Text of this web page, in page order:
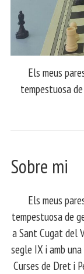
Els meus
tempestuosa
Sobre mi
Els meus
tempestuosa de
a Sant Cugat del
segle IX i amb
Curses de Dret i